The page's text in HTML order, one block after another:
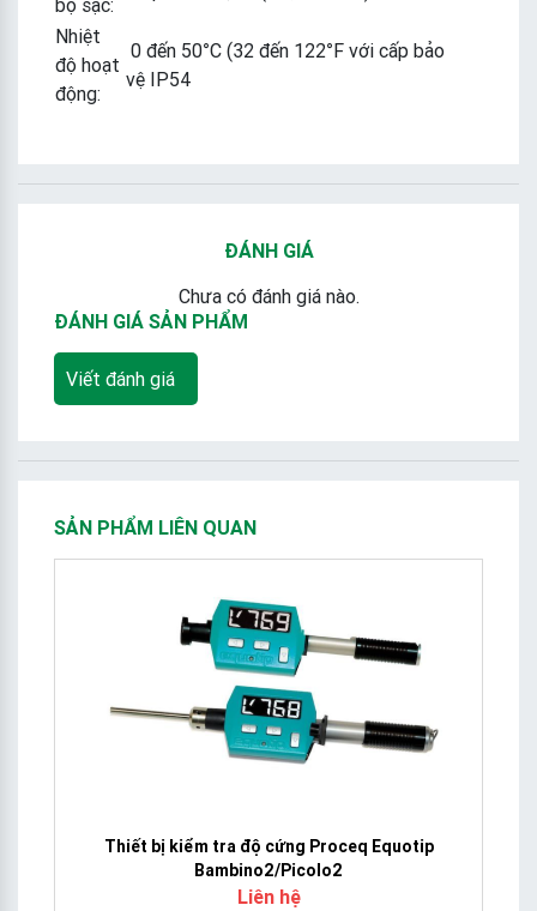
Nhiệt
độ hoạt
động:
0 đến 50°C (32 đến 122°F với cấp bảo
vệ IP54
ĐÁNH GIÁ
Chưa có đánh giá nào.
ĐÁNH GIÁ SẢN PHẨM
Viết đánh giá
SẢN PHẨM LIÊN QUAN
Thiết bị kiểm tra độ cứng Proceq Equotip
Bambino2/Picolo2
Liên hệ